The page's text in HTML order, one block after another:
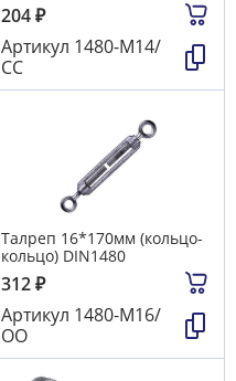
204₽
Артикул 1480-М14/
СС
Талреп 16*170мм (кольцо-
кольцо) DIN1480
312₽
Артикул 1480-М16/
ОО